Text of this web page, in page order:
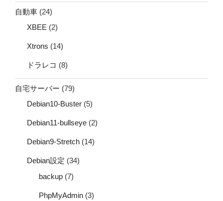
自動車 (24)
XBEE (2)
Xtrons (14)
ドラレコ (8)
自宅サーバー (79)
Debian10-Buster (5)
Debian11-bullseye (2)
Debian9-Stretch (14)
Debian設定 (34)
backup (7)
PhpMyAdmin (3)